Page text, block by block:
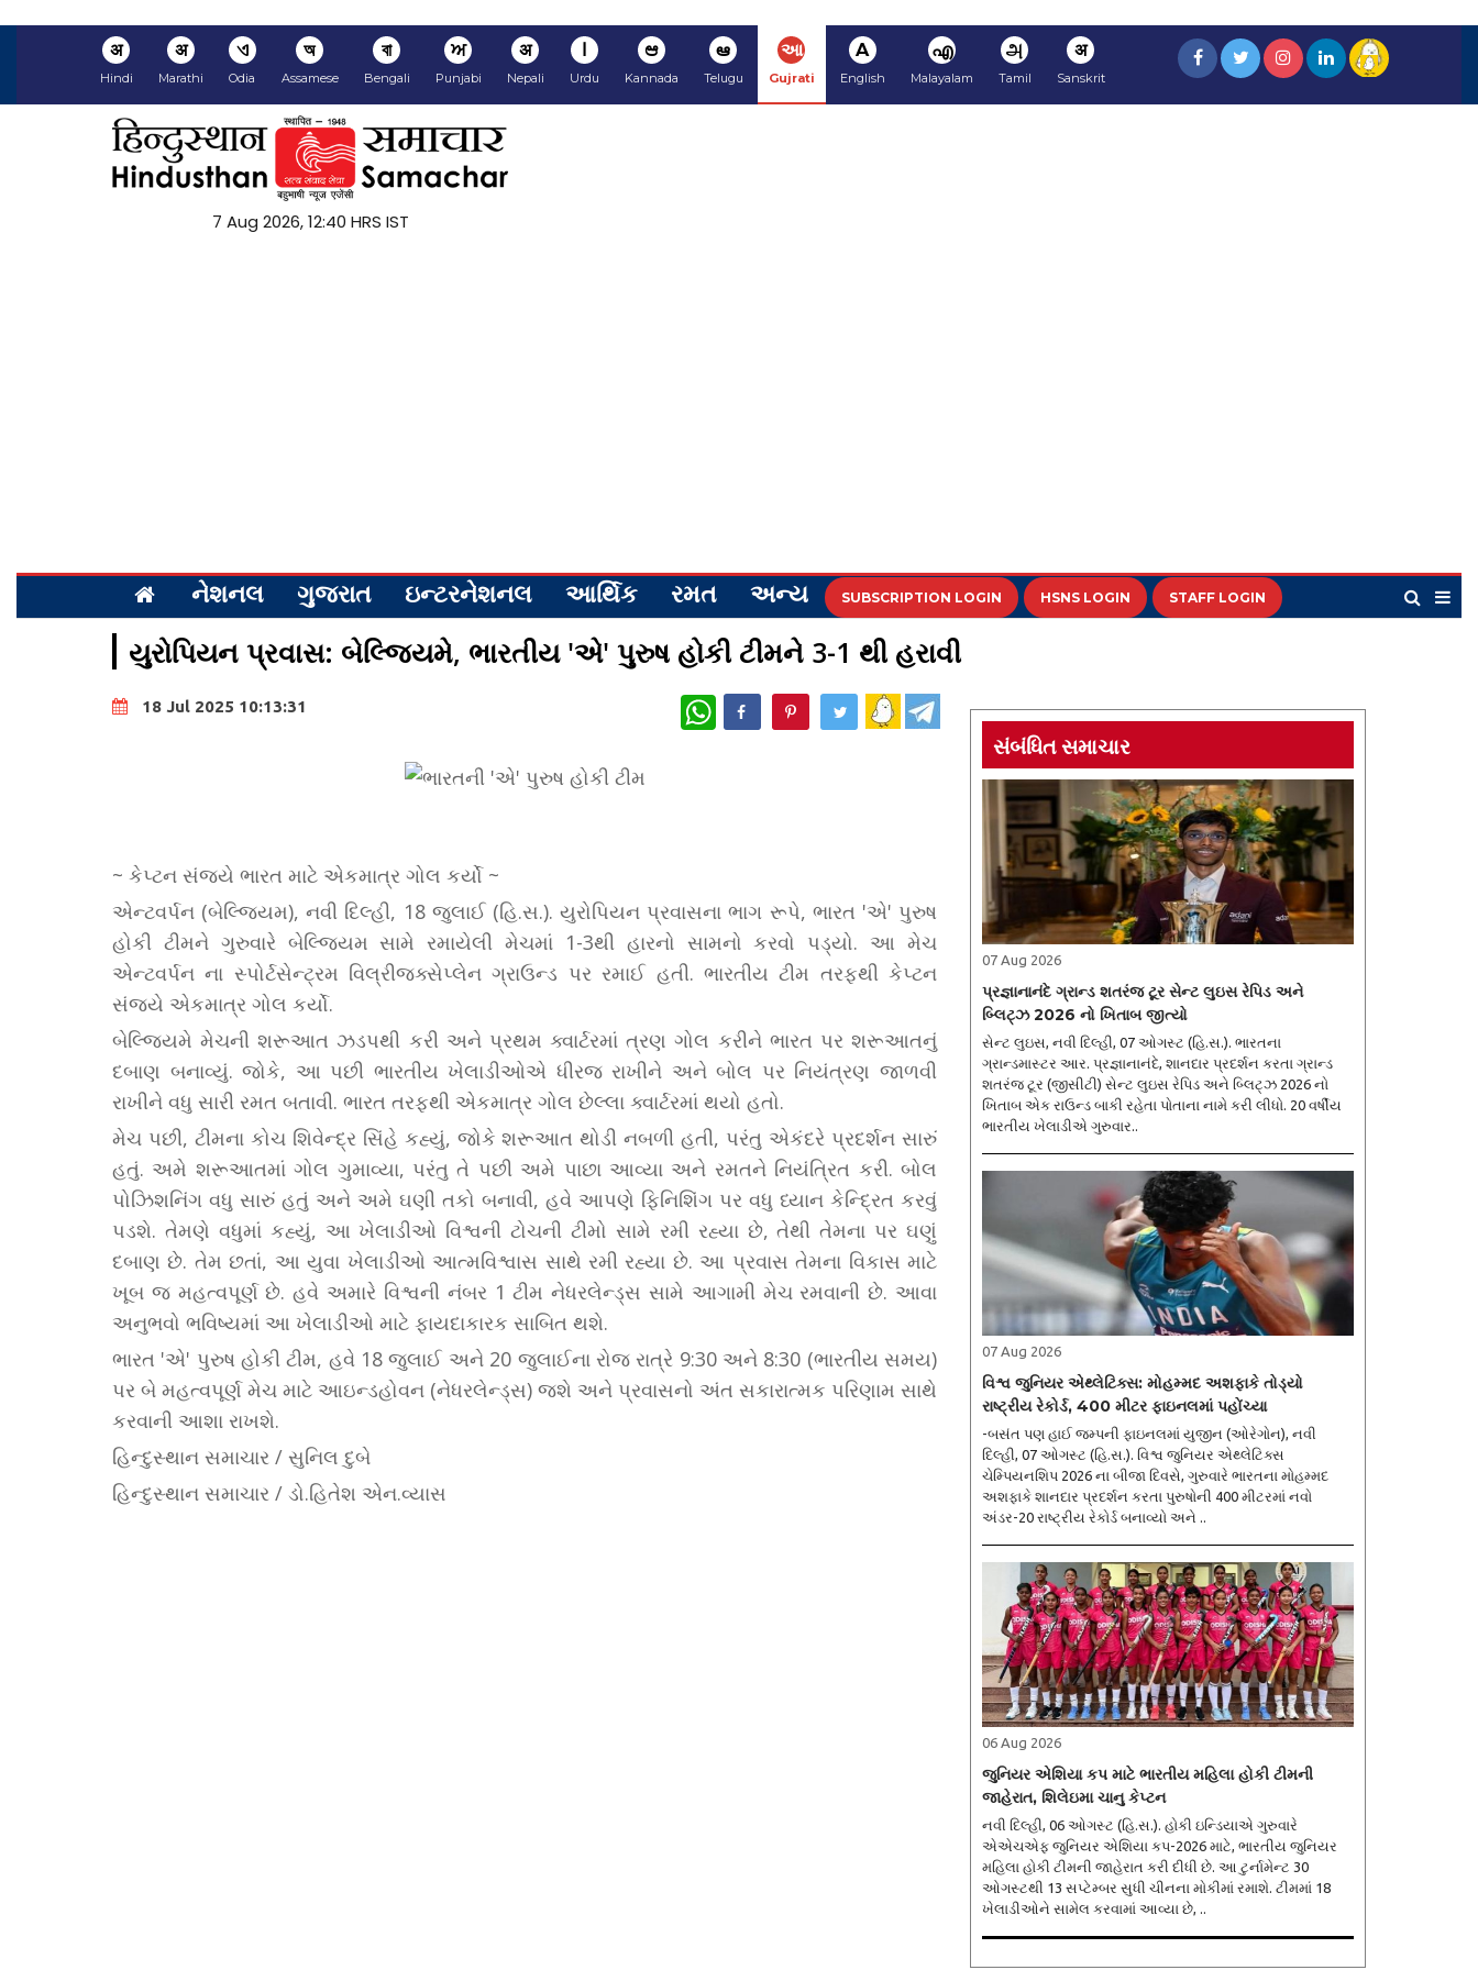
अ
Hindi
अ
Marathi
ଏ
Odia
অ
Assamese
বা
Bengali
ਅ
Punjabi
अ
Nepali
ا
Urdu
ಆ
Kannada
ఆ
Telugu
આ
Gujrati
A
English
എ
Malayalam
அ
Tamil
अ
Sanskrit
7 Aug 2026, 12:40 HRS IST
નેશનલ ગુજરાત ઇન્ટરનેશનલ આર્થિક રમત અન્ય SUBSCRIPTION LOGIN HSNS LOGIN STAFF LOGIN
યુરોપિયન પ્રવાસ: બેલ્જિયમે, ભારતીય 'એ' પુરુષ હોકી ટીમને 3-1 થી હરાવી
18 Jul 2025 10:13:31 WhatsApp
~ કેપ્ટન સંજયે ભારત માટે એકમાત્ર ગોલ કર્યો ~
એન્ટવર્પન (બેલ્જિયમ), નવી દિલ્હી, 18 જુલાઈ (હિ.સ.). યુરોપિયન પ્રવાસના ભાગ રૂપે, ભારત 'એ' પુરુષ
હોકી ટીમને ગુરુવારે બેલ્જિયમ સામે રમાયેલી મેચમાં 1-3થી હારનો સામનો કરવો પડ્યો. આ મેચ
એન્ટવર્પન ના સ્પોર્ટસેન્ટ્રમ વિલ્રીજક્સેપ્લેન ગ્રાઉન્ડ પર રમાઈ હતી. ભારતીય ટીમ તરફથી કેપ્ટન
સંજયે એકમાત્ર ગોલ કર્યો.
બેલ્જિયમે મેચની શરૂઆત ઝડપથી કરી અને પ્રથમ ક્વાર્ટરમાં ત્રણ ગોલ કરીને ભારત પર શરૂઆતનું
દબાણ બનાવ્યું. જોકે, આ પછી ભારતીય ખેલાડીઓએ ધીરજ રાખીને અને બોલ પર નિયંત્રણ જાળવી
રાખીને વધુ સારી રમત બતાવી. ભારત તરફથી એકમાત્ર ગોલ છેલ્લા ક્વાર્ટરમાં થયો હતો.
મેચ પછી, ટીમના કોચ શિવેન્દ્ર સિંહે કહ્યું, જોકે શરૂઆત થોડી નબળી હતી, પરંતુ એકંદરે પ્રદર્શન સારું
હતું. અમે શરૂઆતમાં ગોલ ગુમાવ્યા, પરંતુ તે પછી અમે પાછા આવ્યા અને રમતને નિયંત્રિત કરી. બોલ
પોઝિશનિંગ વધુ સારું હતું અને અમે ઘણી તકો બનાવી, હવે આપણે ફિનિશિંગ પર વધુ ધ્યાન કેન્દ્રિત કરવું
પડશે. તેમણે વધુમાં કહ્યું, આ ખેલાડીઓ વિશ્વની ટોચની ટીમો સામે રમી રહ્યા છે, તેથી તેમના પર ઘણું
દબાણ છે. તેમ છતાં, આ યુવા ખેલાડીઓ આત્મવિશ્વાસ સાથે રમી રહ્યા છે. આ પ્રવાસ તેમના વિકાસ માટે
ખૂબ જ મહત્વપૂર્ણ છે. હવે અમારે વિશ્વની નંબર 1 ટીમ નેધરલેન્ડ્સ સામે આગામી મેચ રમવાની છે. આવા
અનુભવો ભવિષ્યમાં આ ખેલાડીઓ માટે ફાયદાકારક સાબિત થશે.
ભારત 'એ' પુરુષ હોકી ટીમ, હવે 18 જુલાઈ અને 20 જુલાઈના રોજ રાત્રે 9:30 અને 8:30 (ભારતીય સમય)
પર બે મહત્વપૂર્ણ મેચ માટે આઇન્ડહોવન (નેધરલેન્ડ્સ) જશે અને પ્રવાસનો અંત સકારાત્મક પરિણામ સાથે
કરવાની આશા રાખશે.
હિન્દુસ્થાન સમાચાર / સુનિલ દુબે
હિન્દુસ્થાન સમાચાર / ડો.હિતેશ એન.વ્યાસ
સંબંધિત સમાચાર
07 Aug 2026
પ્રજ્ઞાનાનંદે ગ્રાન્ડ શતરંજ ટૂર સેન્ટ લુઇસ રેપિડ અને
બ્લિટ્ઝ 2026 નો ખિતાબ જીત્યો
સેન્ટ લુઇસ, નવી દિલ્હી, 07 ઓગસ્ટ (હિ.સ.). ભારતના
ગ્રાન્ડમાસ્ટર આર. પ્રજ્ઞાનાનંદે, શાનદાર પ્રદર્શન કરતા ગ્રાન્ડ
શતરંજ ટૂર (જીસીટી) સેન્ટ લુઇસ રેપિડ અને બ્લિટ્ઝ 2026 નો
ખિતાબ એક રાઉન્ડ બાકી રહેતા પોતાના નામે કરી લીધો. 20 વર્ષીય
ભારતીય ખેલાડીએ ગુરુવાર..
07 Aug 2026
વિશ્વ જુનિયર એથ્લેટિક્સ: મોહમ્મદ અશફાકે તોડ્યો
રાષ્ટ્રીય રેકોર્ડ, 400 મીટર ફાઇનલમાં પહોંચ્યા
-બસંત પણ હાઈ જમ્પની ફાઇનલમાં યુજીન (ઓરેગોન), નવી
દિલ્હી, 07 ઓગસ્ટ (હિ.સ.). વિશ્વ જુનિયર એથ્લેટિક્સ
ચેમ્પિયનશિપ 2026 ના બીજા દિવસે, ગુરુવારે ભારતના મોહમ્મદ
અશફાકે શાનદાર પ્રદર્શન કરતા પુરુષોની 400 મીટરમાં નવો
અંડર-20 રાષ્ટ્રીય રેકોર્ડ બનાવ્યો અને ..
06 Aug 2026
જુનિયર એશિયા કપ માટે ભારતીય મહિલા હોકી ટીમની
જાહેરાત, શિલેઇમા ચાનુ કેપ્ટન
નવી દિલ્હી, 06 ઓગસ્ટ (હિ.સ.). હોકી ઇન્ડિયાએ ગુરુવારે
એએચએફ જુનિયર એશિયા કપ-2026 માટે, ભારતીય જુનિયર
મહિલા હોકી ટીમની જાહેરાત કરી દીધી છે. આ ટુર્નામેન્ટ 30
ઓગસ્ટથી 13 સપ્ટેમ્બર સુધી ચીનના મોકીમાં રમાશે. ટીમમાં 18
ખેલાડીઓને સામેલ કરવામાં આવ્યા છે, ..